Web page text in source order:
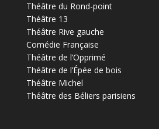
Théâtre du Rond-point
Théâtre 13
Théâtre Rive gauche
Comédie Française
Théâtre de l’Opprimé
Théâtre de l’Épée de bois
Théâtre Michel
Théâtre des Béliers parisiens